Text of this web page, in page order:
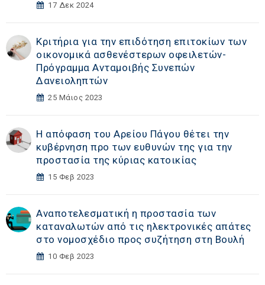
17 Δεκ 2024
Κριτήρια για την επιδότηση επιτοκίων των
οικονομικά ασθενέστερων οφειλετών-
Πρόγραμμα Ανταμοιβής Συνεπών
Δανειοληπτών
25 Μάιος 2023
Η απόφαση του Αρείου Πάγου θέτει την
κυβέρνηση προ των ευθυνών της για την
προστασία της κύριας κατοικίας
15 Φεβ 2023
Αναποτελεσματική η προστασία των
καταναλωτών από τις ηλεκτρονικές απάτες
στο νομοσχέδιο προς συζήτηση στη Βουλή
10 Φεβ 2023